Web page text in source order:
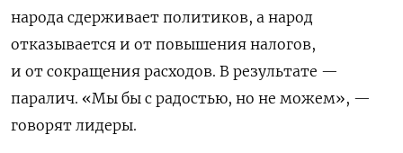
народа сдерживает политиков, а народ
отказывается и от повышения налогов,
и от сокращения расходов. В результате —
паралич. «Мы бы с радостью, но не можем», —
говорят лидеры.